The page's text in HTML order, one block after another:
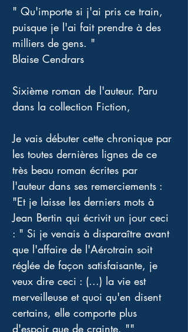
" Qu'importe si j'ai pris ce train,
puisque je l'ai fait prendre à des
milliers de gens. "
Blaise Cendrars
Sixième roman de l'auteur. Paru
dans la collection Fiction,
Je vais débuter cette chronique par
les toutes dernières lignes de ce
très beau roman écrites par
l'auteur dans ses remerciements :
"Et je laisse les derniers mots à
Jean Bertin qui écrivit un jour ceci
: " Si je venais à disparaître avant
que l'affaire de l'Aérotrain soit
réglée de façon satisfaisante, je
veux dire ceci : (...) la vie est
merveilleuse et quoi qu'en disent
certains, elle comporte plus
d'espoir que de crainte. ""